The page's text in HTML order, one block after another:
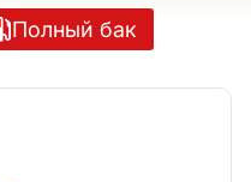
Полный бак